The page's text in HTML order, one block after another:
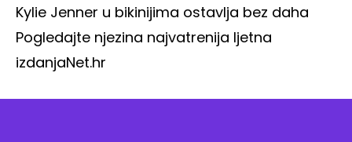
Kylie Jenner u bikinijima ostavlja bez daha
Pogledajte njezina najvatrenija ljetna
izdanjaNet.hr